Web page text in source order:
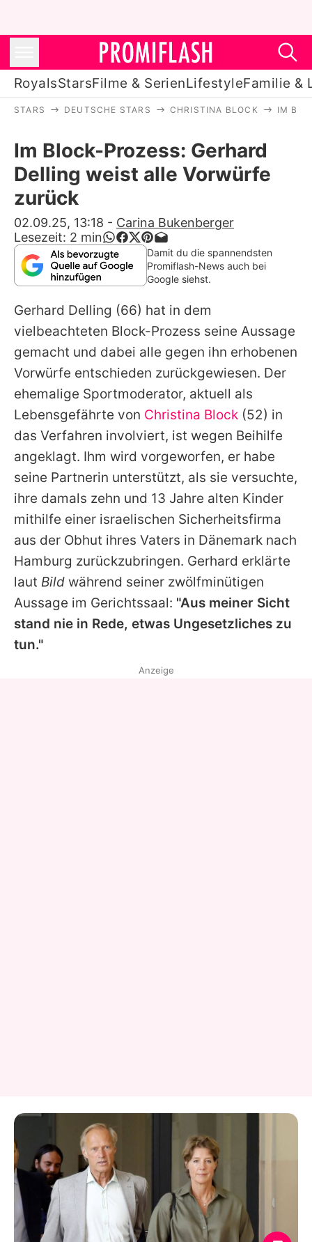
RoyalsStarsFilme & SerienLifestyleFamilie &
Stars
Filme & Serien
Lifestyle
Familie & Liebe
Promiflash Exklusiv
Alle Themen auf Promiflash
Jobs
App runterladen
Team
Redaktionelle Richtlinien
Impressum
Datenschutzerklärung
Utiq verwalten
STARS DEUTSCHE STARS CHRISTINA BLOCK IM
Im Block-Prozess: Gerhard
Delling weist alle Vorwürfe
zurück
02.09.25, 13:18 - Carina Bukenberger
Lesezeit: 2 min
Damit du die spannendsten
Promiflash-News auch bei
Google siehst.
Gerhard Delling (66) hat in dem
vielbeachteten Block-Prozess seine Aussage
gemacht und dabei alle gegen ihn erhobenen
Vorwürfe entschieden zurückgewiesen. Der
ehemalige Sportmoderator, aktuell als
Lebensgefährte von Christina Block (52) in
das Verfahren involviert, ist wegen Beihilfe
angeklagt. Ihm wird vorgeworfen, er habe
seine Partnerin unterstützt, als sie versuchte,
ihre damals zehn und 13 Jahre alten Kinder
mithilfe einer israelischen Sicherheitsfirma
aus der Obhut ihres Vaters in Dänemark nach
Hamburg zurückzubringen. Gerhard erklärte
laut Bild während seiner zwölfminütigen
Aussage im Gerichtssaal: "Aus meiner Sicht
stand nie in Rede, etwas Ungesetzliches zu
tun."
Anzeige